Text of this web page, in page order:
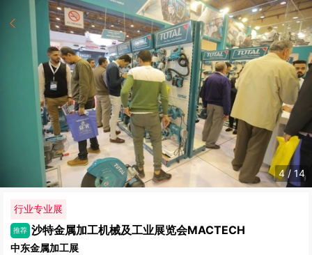
4/ 14
行业专业展
推荐 沙特金属加工机械及工业展览会MACTECH
中东金属加工展